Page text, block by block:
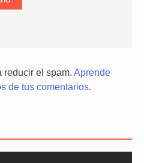
reducir el spam. Aprende
de tus comentarios.